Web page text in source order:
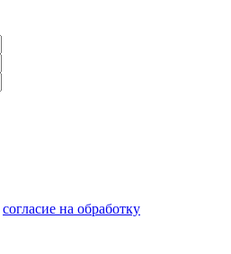
согласие на обработку